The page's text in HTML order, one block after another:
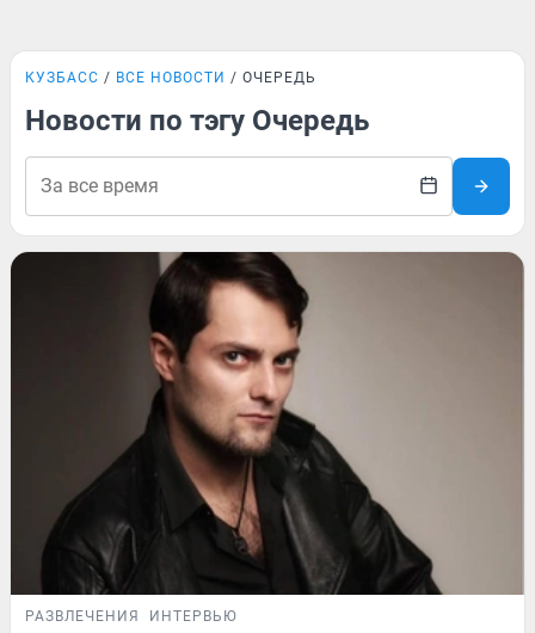
КУЗБАСС ВСЕ НОВОСТИ ОЧЕРЕДЬ
Новости по тэгу Очередь
РАЗВЛЕЧЕНИЯ ИНТЕРВЬЮ